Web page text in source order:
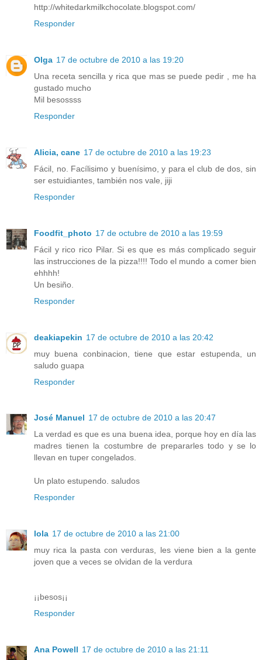
http://whitedarkmilkchocolate.blogspot.com/
Responder
Olga 17 de octubre de 2010 a las 19:20
Una receta sencilla y rica que mas se puede pedir , me ha
gustado mucho
Mil besossss
Responder
Alicia, cane 17 de octubre de 2010 a las 19:23
Fácil, no. Facílisimo y buenísimo, y para el club de dos, sin
ser estuidiantes, también nos vale, jiji
Responder
Foodfit_photo 17 de octubre de 2010 a las 19:59
Fácil y rico rico Pilar. Si es que es más complicado seguir
las instrucciones de la pizza!!!! Todo el mundo a comer bien
ehhhh!
Un besiño.
Responder
deakiapekin 17 de octubre de 2010 a las 20:42
muy buena conbinacion, tiene que estar estupenda, un
saludo guapa
Responder
José Manuel 17 de octubre de 2010 a las 20:47
La verdad es que es una buena idea, porque hoy en día las
madres tienen la costumbre de prepararles todo y se lo
llevan en tuper congelados.
Un plato estupendo. saludos
Responder
lola 17 de octubre de 2010 a las 21:00
muy rica la pasta con verduras, les viene bien a la gente
joven que a veces se olvidan de la verdura
¡¡besos¡¡
Responder
Ana Powell 17 de octubre de 2010 a las 21:11